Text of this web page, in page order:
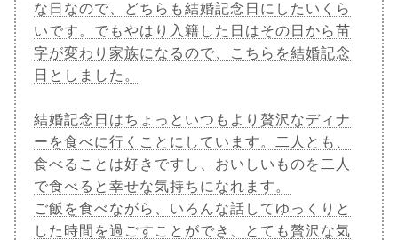
な日なので、どちらも結婚記念日にしたいくら
いです。でもやはり入籍した日はその日から苗
字が変わり家族になるので、こちらを結婚記念
日としました。
結婚記念日はちょっといつもより贅沢なディナ
ーを食べに行くことにしています。二人とも、
食べることは好きですし、おいしいものを二人
で食べると幸せな気持ちになれます。
ご飯を食べながら、いろんな話してゆっくりと
した時間を過ごすことができ、とても贅沢な気